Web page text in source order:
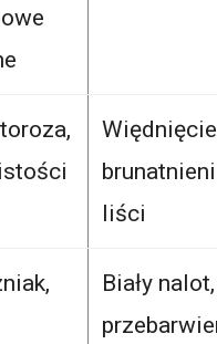
liści
Biały nalot,